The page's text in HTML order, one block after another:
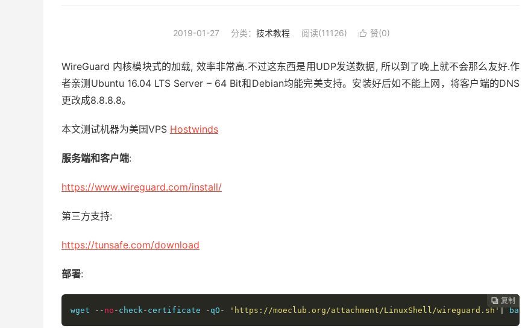
2019-01-27 分类： 技术教程 阅读(11126)  赞(0)
WireGuard 内核模块式的加载, 效率非常高.不过这东西是用UDP发送数据, 所以到了晚上就不会那么友好.作
者亲测Ubuntu 16.04 LTS Server – 64 Bit和Debian均能完美支持。安装好后如不能上网，将客户端的DNS
更改成8.8.8.8。
本文测试机器为美国VPS Hostwinds
服务端和客户端:
https://www.wireguard.com/install/
第三方支持:
https://tunsafe.com/download
部署:
 复制
 复制
 复制
 复制
 复制
 复制
wget
-- no - check- certificate - qO - 'https://moeclub.org/attachment/LinuxShell/wireguard.sh' | bash